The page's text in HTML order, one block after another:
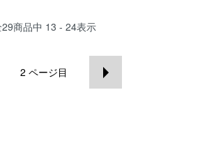
29商品中 13 - 24表示
2 ページ目